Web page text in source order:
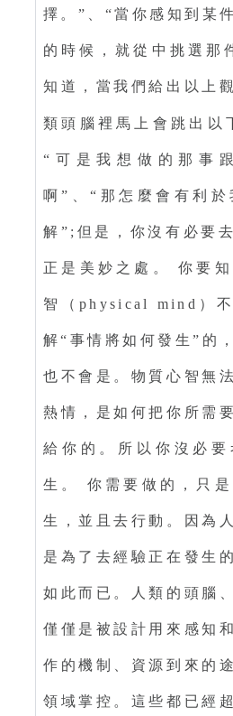
擇。”、“當你感知到某
的時候，就從中挑選那
知道，當我們給出以上
類頭腦裡馬上會跳出以
“可是我想做的那事
啊”、“那怎麼會有利於
解”;但是，你沒有必要
正是美妙之處。 你要
智（physical mind）
解“事情將如何發生”的
也不會是。物質心智無
熱情，是如何把你所需
給你的。所以你沒必要
生。 你需要做的，只
生，並且去行動。因為
是為了去經驗正在發生
如此而已。人類的頭腦
僅僅是被設計用來感知
作的機制、資源到來的
領域掌控。這些都已經